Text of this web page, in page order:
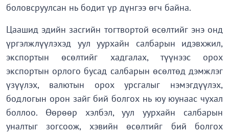
боловсруулсан нь бодит үр дүнгээ өгч байна.
Цаашид эдийн засгийн тогтвортой өсөлтийг энэ онд
үргэлжлүүлэхэд уул уурхайн салбарын идэвхжил,
экспортын өсөлтийг хадгалах, түүнээс орох
экспортын орлого бусад салбарын өсөлтөд дэмжлэг
үзүүлэх, валютын орох урсгалыг нэмэгдүүлэх,
бодлогын орон зайг бий болгох нь юу юунаас чухал
боллоо. Өөрөөр хэлбэл, уул уурхайн салбарын
уналтыг зогсоож, хэвийн өсөлтийг бий болгох